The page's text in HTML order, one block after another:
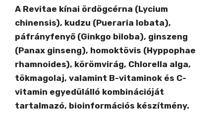
A Revitae kínai ördögcérna (Lycium
chinensis), kudzu (Pueraria lobata),
páfrányfenyő (Ginkgo biloba), ginszeng
(Panax ginseng), homoktövis (Hyppophae
rhamnoides), körömvirág, Chlorella alga,
tökmagolaj, valamint B-vitaminok és C-
vitamin egyedülálló kombinációját
tartalmazó, bioinformációs készítmény.